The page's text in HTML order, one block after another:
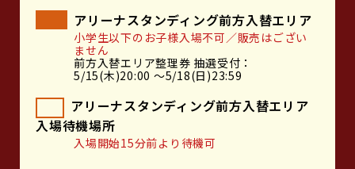
アリーナスタンディング前方入替エリア
小学生以下のお子様入場不可／販売はござい
ません
前方入替エリア整理券 抽選受付：
5/15(木)20:00 〜5/18(日)23:59
アリーナスタンディング前方入替エリア
入場待機場所
入場開始15分前より待機可